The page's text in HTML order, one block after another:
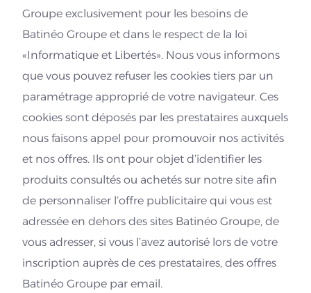
Groupe exclusivement pour les besoins de
Batinéo Groupe et dans le respect de la loi
«Informatique et Libertés». Nous vous informons
que vous pouvez refuser les cookies tiers par un
paramétrage approprié de votre navigateur. Ces
cookies sont déposés par les prestataires auxquels
nous faisons appel pour promouvoir nos activités
et nos offres. Ils ont pour objet d’identifier les
produits consultés ou achetés sur notre site afin
de personnaliser l’offre publicitaire qui vous est
adressée en dehors des sites Batinéo Groupe, de
vous adresser, si vous l’avez autorisé lors de votre
inscription auprès de ces prestataires, des offres
Batinéo Groupe par email.